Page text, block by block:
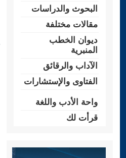
البحوث والدراسات
مقالات مختلفة
ديوان الخطب
المنبرية
الآداب والرقائق
الفتاوى والإستشارات
واحة الأدب واللغة
قرأت لك